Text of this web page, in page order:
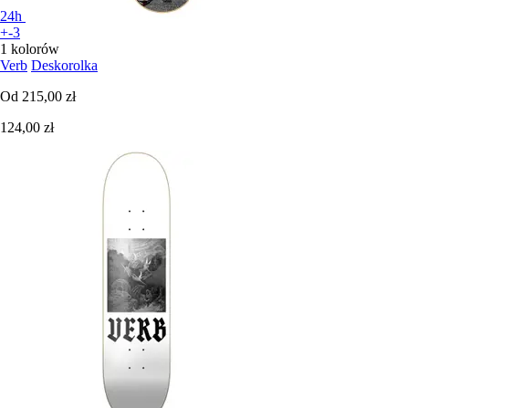
24h
+-3
1 kolorów
Verb Deskorolka
Od 215,00 zł
124,00 zł